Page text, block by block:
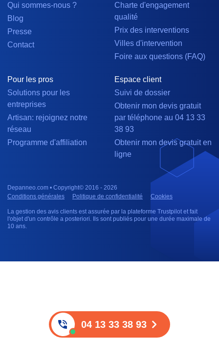
Qui sommes-nous ?
Blog
Presse
Contact
Charte d'engagement
qualité
Prix des interventions
Villes d'intervention
Foire aux questions (FAQ)
Pour les pros
Solutions pour les
entreprises
Artisan: rejoignez notre
réseau
Programme d'affiliation
Espace client
Suivi de dossier
Obtenir mon devis gratuit
par téléphone au 04 13 33
38 93
Obtenir mon devis gratuit en
ligne
Depanneo.com • Copyright© 2016 - 2026
Conditions générales
Politique de confidentialité Cookies
La gestion des avis clients est assurée par la plateforme Trustpilot et fait
l'objet d'un contrôle a posteriori. Ils sont publiés pour une durée maximale de
10 ans.
04 13 33 38 93